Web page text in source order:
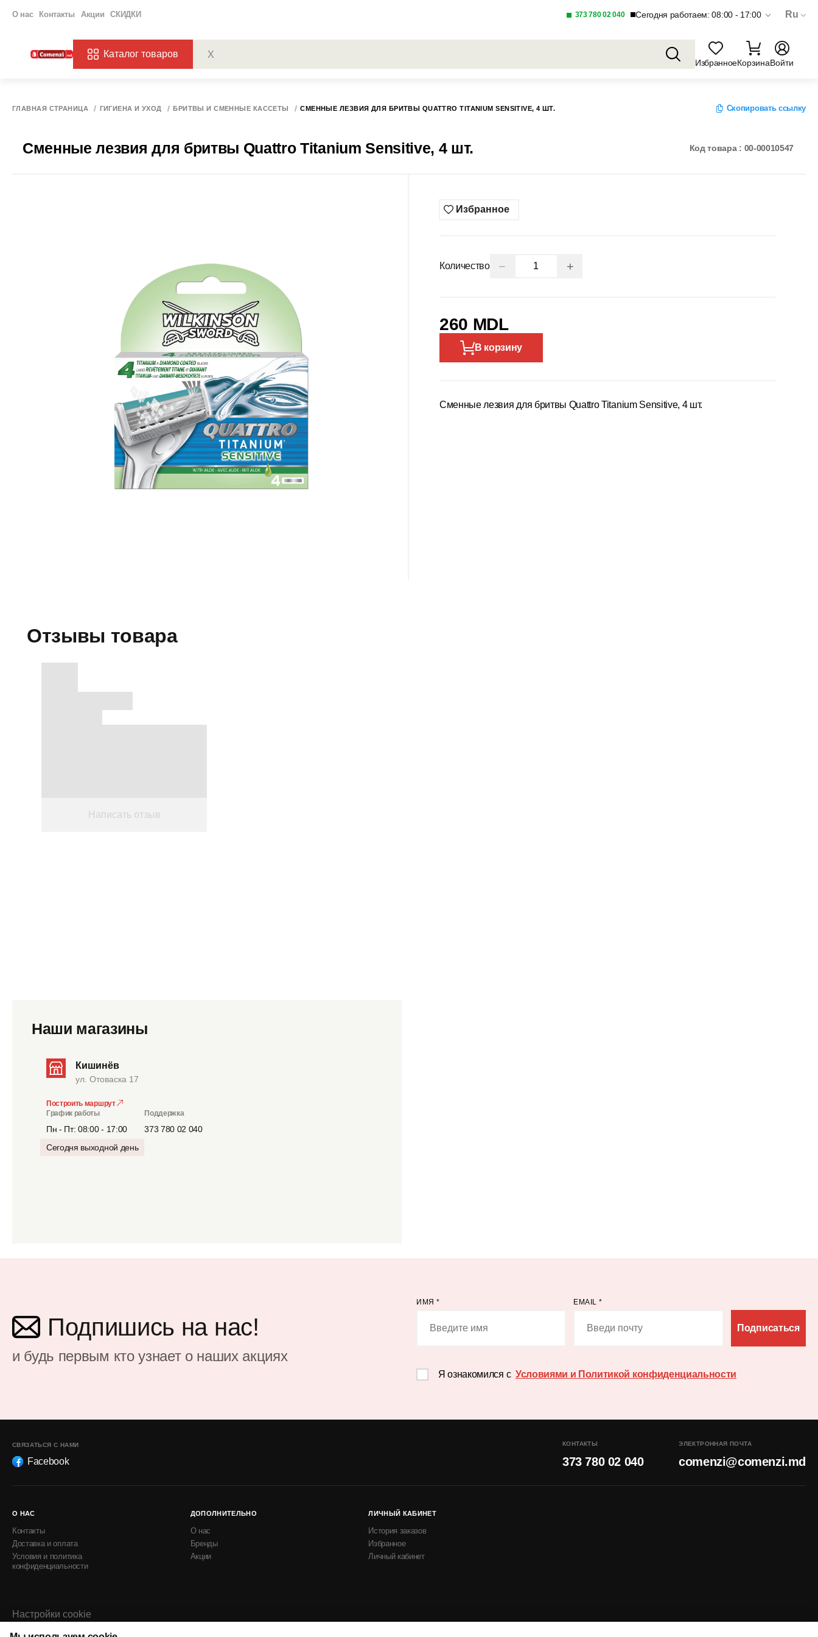
О нас Контакты Акции СКИДКИ 373 780 02 040 Сегодня работаем: 08:00 - 17:00 Ru
Каталог товаров
ИзбранноеКорзинаВойти
ГЛАВНАЯ СТРАНИЦА ГИГИЕНА И УХОД БРИТВЫ И СМЕННЫЕ КАССЕТЫ СМЕННЫЕ ЛЕЗВИЯ ДЛЯ БРИТВЫ QUATTRO TITANIUM SENSITIVE, 4 ШТ. Скопировать ссылку
Сменные лезвия для бритвы Quattro Titanium Sensitive, 4 шт. Код товара : 00-00010547
Избранное
Количество − +
260 MDL
В корзину
Сменные лезвия для бритвы Quattro Titanium Sensitive, 4 шт.
Отзывы товара
Написать отзыв
Наши магазины
Кишинёв
ул. Отоваска 17
Построить маршрут
График работы
Пн - Пт: 08:00 - 17:00
Сегодня выходной день
Поддержка
373 780 02 040
Подпишись на нас!
и будь первым кто узнает о наших акциях
ИМЯ * EMAIL*
Подписаться
Я ознакомился с Условиями и Политикой конфиденциальности
СВЯЗАТЬСЯ С НАМИ
Facebook
КОНТАКТЫ
373 780 02 040
ЭЛЕКТРОННАЯ ПОЧТА
comenzi@comenzi.md
О НАС
Контакты
Доставка и оплата
Условия и политика
конфиденциальности
ДОПОЛНИТЕЛЬНО
О нас
Бренды
Акции
ЛИЧНЫЙ КАБИНЕТ
История заказов
Избранное
Личный кабинет
Настройки cookie